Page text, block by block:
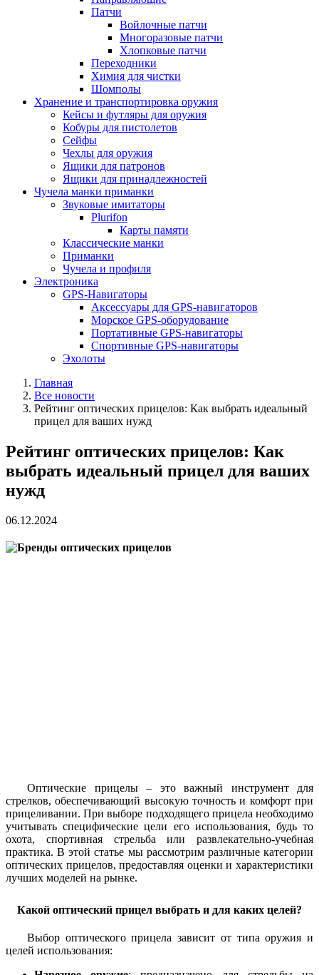
Патчи
Войлочные патчи
Многоразовые патчи
Хлопковые патчи
Переходники
Химия для чистки
Шомполы
Хранение и транспортировка оружия
Кейсы и футляры для оружия
Кобуры для пистолетов
Сейфы
Чехлы для оружия
Ящики для патронов
Ящики для принадлежностей
Чучела манки приманки
Звуковые имитаторы
Plurifon
Карты памяти
Классические манки
Приманки
Чучела и профиля
Электроника
GPS-Навигаторы
Аксессуары для GPS-навигаторов
Морское GPS-оборудование
Портативные GPS-навигаторы
Спортивные GPS-навигаторы
Эхолоты
Главная
Все новости
Рейтинг оптических прицелов: Как выбрать идеальный
прицел для ваших нужд
Рейтинг оптических прицелов: Как
выбрать идеальный прицел для ваших
нужд
06.12.2024
Оптические прицелы – это важный инструмент для
стрелков, обеспечивающий высокую точность и комфорт при
прицеливании. При выборе подходящего прицела необходимо
учитывать специфические цели его использования, будь то
охота, спортивная стрельба или развлекательно-учебная
практика. В этой статье мы рассмотрим различные категории
оптических прицелов, предоставляя оценки и характеристики
лучших моделей на рынке.
Какой оптический прицел выбрать и для каких целей?
Выбор оптического прицела зависит от типа оружия и
целей использования: